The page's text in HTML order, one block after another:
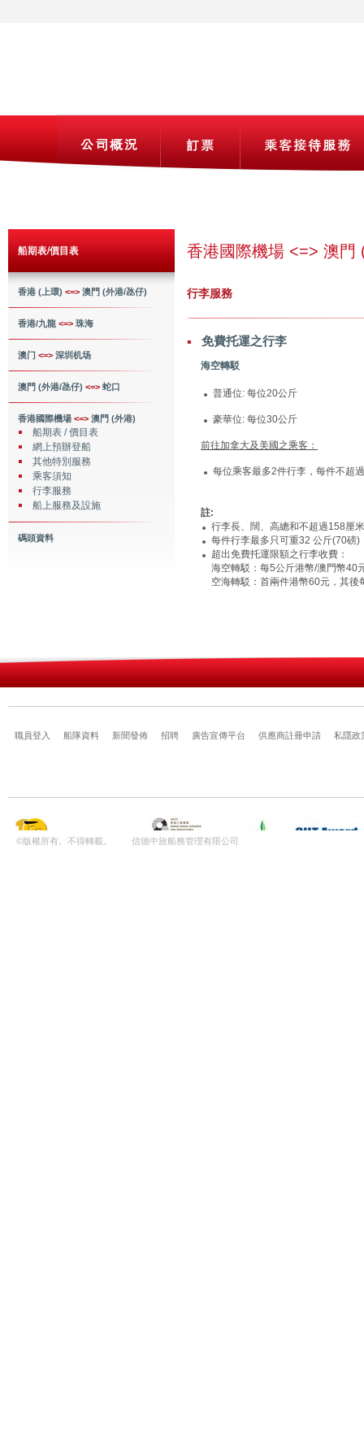
船期表/價目表
香港 (上環) <=> 澳門 (外港/氹仔)
香港/九龍 <=> 珠海
澳门 <=> 深圳机场
澳門 (外港/氹仔) <=> 蛇口
香港國際機場 <=> 澳門 (外港)
船期表 / 價目表
網上預辦登船
其他特別服務
乘客須知
行李服務
船上服務及設施
碼頭資料
香港國際機場 <=> 澳門
行李服務
免費托運之行李
海空轉駁
普通位: 每位20公斤
豪華位: 每位30公斤
前往加拿大及美國之乘客：
每位乘客最多2件行李，每件不超
註:
行李長、闊、高總和不超過158厘
每件行李最多只可重32 公斤(70磅)
超出免費托運限額之行李收費：
海空轉駁：每5公斤港幣/澳門幣40
空海轉駁：首兩件港幣60元，其後
職員登入 船隊資料 新聞發佈 招聘 廣告宣傳平台 供應商註冊申請 私隱政
©版權所有。不得轉載。 信德中旅船務管理有限公司